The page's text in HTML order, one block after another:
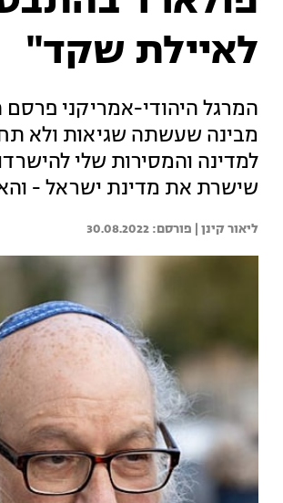
לאיילת שקד"
המרגל היהודי-אמריקני פרסם
מבינה שעשתה שגיאות ולא
למדינה והמסירות שלי
שישרת את מדינת ישראל -
ליאור קינן | 30.08.2022